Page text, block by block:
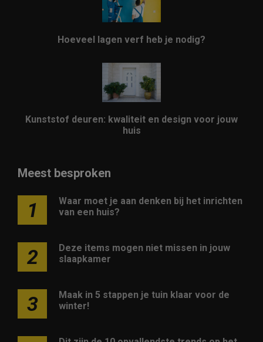
Hoeveel lagen verf heb je nodig?
Kunststof deuren: kwaliteit en design voor jouw
huis
Meest besproken
1
Waar moet je aan denken bij het inrichten
van een huis?
2
Deze items mogen niet missen in jouw
slaapkamer
3
Maak in 5 stappen je tuin klaar voor de
winter!